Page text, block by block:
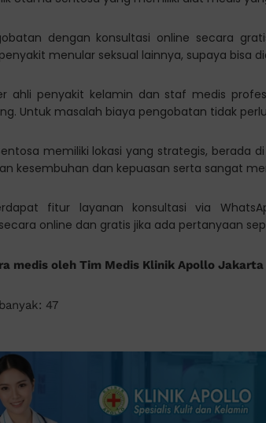
dengan konsultasi online secara
menular seksual lainnya, supaya bisa
ahli penyakit kelamin dan staf medis
Untuk masalah biaya pengobatan tidak
memiliki lokasi yang strategis, berada
kesembuhan dan kepuasan serta sangat
fitur layanan konsultasi via
online dan gratis jika ada pertanyaan
medis oleh Tim Medis Klinik Apollo Jakarta
47